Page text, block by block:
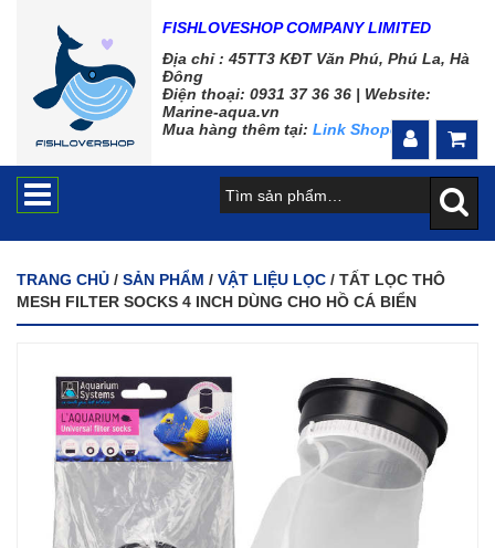
FISHLOVESHOP COMPANY LIMITED
Địa chỉ : 45TT3 KĐT Văn Phú, Phú La, Hà
Đông
Điện thoại: 0931 37 36 36 | Website:
Marine-aqua.vn
Mua hàng thêm tại: Link Shopee
TRANG CHỦ / SẢN PHẨM / VẬT LIỆU LỌC / TẤT LỌC THÔ
MESH FILTER SOCKS 4 INCH DÙNG CHO HỒ CÁ BIỂN